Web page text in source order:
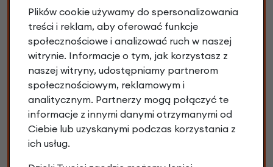
Wiek dziecka : 7+
Wzrost: od 125 cm
Każdy producent zastrzega możliwość lekkiej zmiany
specyfikacji, materiałów oraz wyposażenia bez
wcześniejszej informacji. Zmiany te mogą nie być
uwzględnione w specyfikacji oraz na zdjęciach. W
związku z tym dostarczony do Ciebie rower może
różnić się niektórymi częściami. Nie stanowi to wady i
Plików cookie używamy do spersonalizowania
treści i reklam, aby oferować funkcje
społecznościowe i analizować ruch w naszej
witrynie. Informacje o tym, jak korzystasz z
naszej witryny, udostępniamy partnerom
społecznościowym, reklamowym i
analitycznym. Partnerzy mogą połączyć te
informacje z innymi danymi otrzymanymi od
Ciebie lub uzyskanymi podczas korzystania z
ich usług.